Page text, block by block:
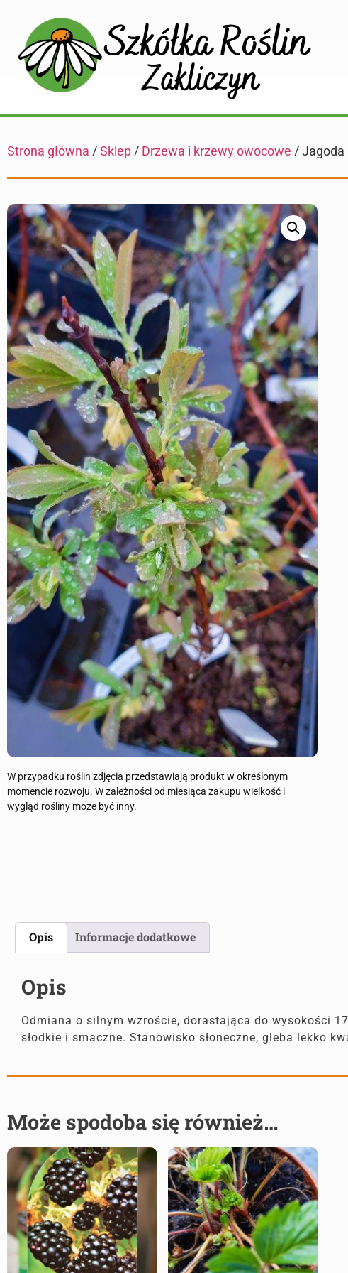
Strona główna / Sklep / Drzewa i krzewy owocowe / Jagoda
W przypadku roślin zdjęcia przedstawiają produkt w określonym
momencie rozwoju. W zależności od miesiąca zakupu wielkość i
wygląd rośliny może być inny.
Opis Informacje dodatkowe
Opis
Odmiana o silnym wzroście, dorastająca do wysokości
słodkie i smaczne. Stanowisko słoneczne, gleba lekko
Może spodoba się również…